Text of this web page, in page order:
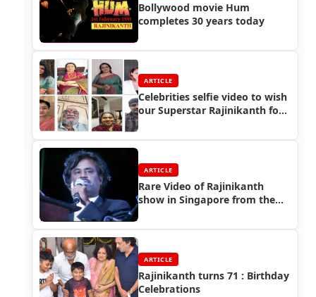
Bollywood movie Hum
completes 30 years today
ARTICLE
Celebrities selfie video to wish
our Superstar Rajinikanth for
ARTICLE
Rare Video of Rajinikanth
show in Singapore from the
ARTICLE
Rajinikanth turns 71 : Birthday
Celebrations